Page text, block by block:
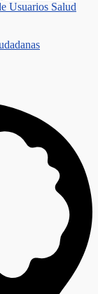
Usuarios Salud